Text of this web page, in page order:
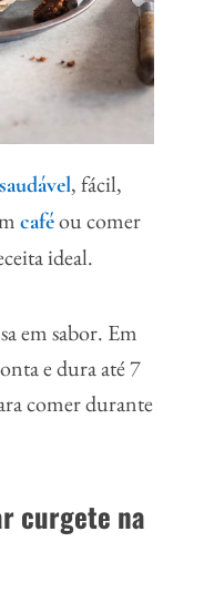
, fácil,
caféou comer
ideal.
em sabor. Em
e dura até 7
comer durante
curgete na